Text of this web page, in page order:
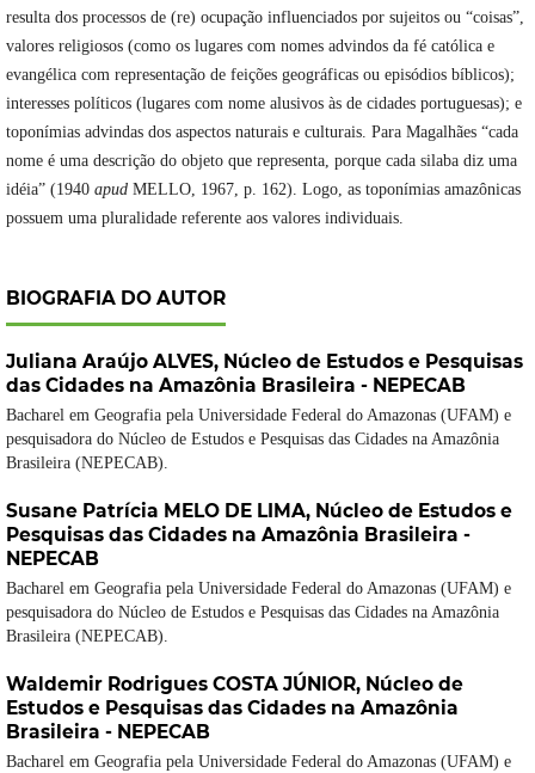
resulta dos processos de (re) ocupação influenciados por sujeitos ou “coisas”,
valores religiosos (como os lugares com nomes advindos da fé católica e
evangélica com representação de feições geográficas ou episódios bíblicos);
interesses políticos (lugares com nome alusivos às de cidades portuguesas); e
toponímias advindas dos aspectos naturais e culturais. Para Magalhães “cada
nome é uma descrição do objeto que representa, porque cada silaba diz uma
idéia” (1940 apudMELLO, 1967, p. 162). Logo, as toponímias amazônicas
possuem uma pluralidade referente aos valores individuais.
BIOGRAFIA DO AUTOR
Juliana Araújo ALVES, Núcleo de Estudos e Pesquisas
das Cidades na Amazônia Brasileira - NEPECAB
Bacharel em Geografia pela Universidade Federal do Amazonas (UFAM) e
pesquisadora do Núcleo de Estudos e Pesquisas das Cidades na Amazônia
Brasileira (NEPECAB).
Susane Patrícia MELO DE LIMA, Núcleo de Estudos e
Pesquisas das Cidades na Amazônia Brasileira -
NEPECAB
Bacharel em Geografia pela Universidade Federal do Amazonas (UFAM) e
pesquisadora do Núcleo de Estudos e Pesquisas das Cidades na Amazônia
Brasileira (NEPECAB).
Waldemir Rodrigues COSTA JÚNIOR, Núcleo de
Estudos e Pesquisas das Cidades na Amazônia
Brasileira - NEPECAB
Bacharel em Geografia pela Universidade Federal do Amazonas (UFAM) e